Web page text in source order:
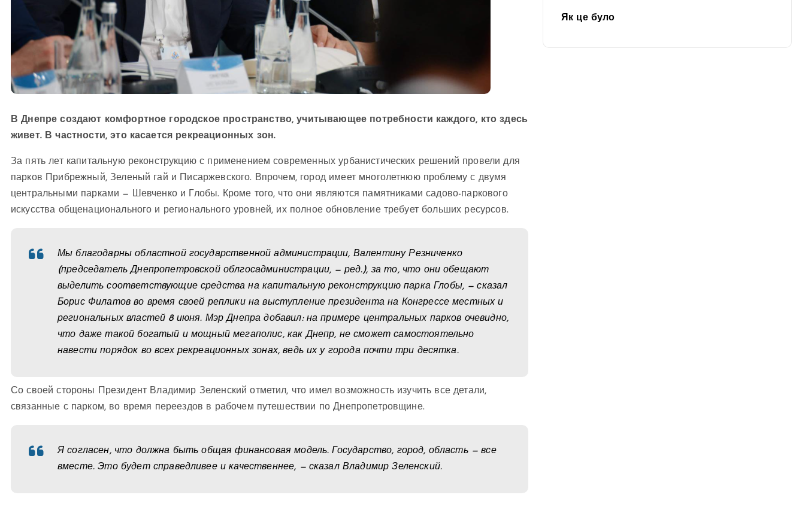
В Днепре создают комфортное городское пространство, учитывающее потребности каждого, кто здесь
живет. В частности, это касается рекреационных зон.
За пять лет капитальную реконструкцию с применением современных урбанистических решений провели для
парков Прибрежный, Зеленый гай и Писаржевского. Впрочем, город имеет многолетнюю проблему с двумя
центральными парками — Шевченко и Глобы. Кроме того, что они являются памятниками садово-паркового
искусства общенационального и регионального уровней, их полное обновление требует больших ресурсов.
Мы благодарны областной государственной администрации, Валентину Резниченко
(председатель Днепропетровской облгосадминистрации, — ред.), за то, что они обещают
выделить соответствующие средства на капитальную реконструкцию парка Глобы, — сказал
Борис Филатов во время своей реплики на выступление президента на Конгрессе местных и
региональных властей 8 июня. Мэр Днепра добавил: на примере центральных парков очевидно,
что даже такой богатый и мощный мегаполис, как Днепр, не сможет самостоятельно
навести порядок во всех рекреационных зонах, ведь их у города почти три десятка.
Со своей стороны Президент Владимир Зеленский отметил, что имел возможность изучить все детали,
связанные с парком, во время переездов в рабочем путешествии по Днепропетровщине.
Я согласен, что должна быть общая финансовая модель. Государство, город, область — все
вместе. Это будет справедливее и качественнее, — сказал Владимир Зеленский.
Як це було